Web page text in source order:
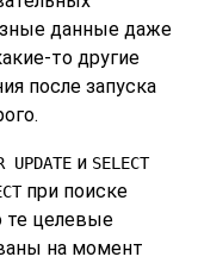
данные даже
то другие
после запуска
UPDATE и SELECT
при поиске
те целевые
на момент